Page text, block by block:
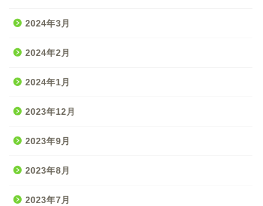
2024年3月
2024年2月
2024年1月
2023年12月
2023年9月
2023年8月
2023年7月